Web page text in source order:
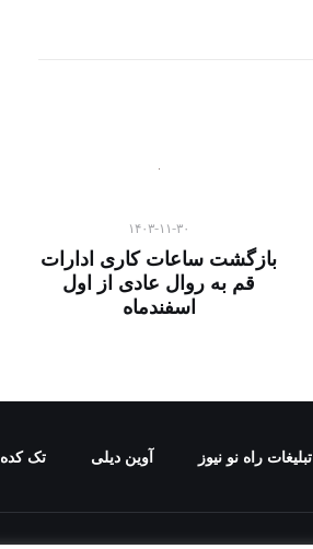
۱۴۰۳-۱۱-۳۰
بازگشت ساعات کاری ادارات
قم به روال عادی از اول
اسفندماه
تبلیغات راه نو نیوز آوین دیلی تک کده